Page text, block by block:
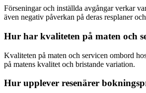
Förseningar och inställda avgångar verkar
även negativ påverkan på deras resplaner
Hur har kvaliteten på maten och
Kvaliteten på maten och servicen ombord
på matens kvalitet och bristande variation.
Hur upplever resenärer